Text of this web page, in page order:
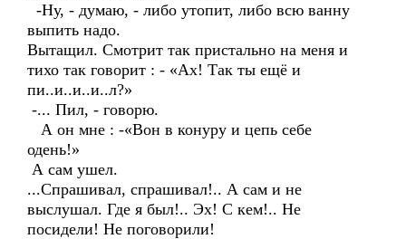
-Ну, - думаю, - либо утопит, либо всю ванну
выпить надо.
Вытащил. Смотрит так пристально на меня и
тихо так говорит : - «Ах! Так ты ещё и
пи..и..и..и..л?»
-... Пил, - говорю.
А он мне : -«Вон в конуру и цепь себе
одень!»
А сам ушел.
...Спрашивал, спрашивал!.. А сам и не
выслушал. Где я был!.. Эх! С кем!.. Не
посидели! Не поговорили!